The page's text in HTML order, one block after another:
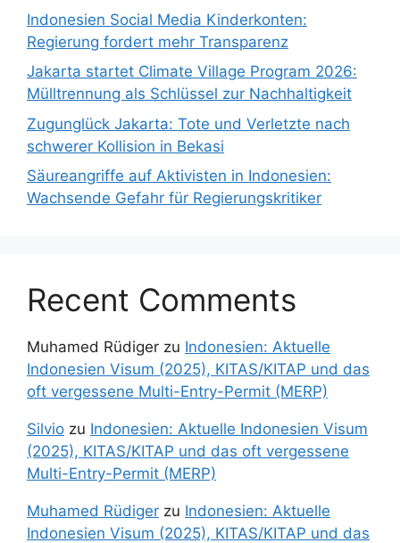
Indonesien Social Media Kinderkonten:
Regierung fordert mehr Transparenz
Jakarta startet Climate Village Program 2026:
Mülltrennung als Schlüssel zur Nachhaltigkeit
Zugunglück Jakarta: Tote und Verletzte nach
schwerer Kollision in Bekasi
Säureangriffe auf Aktivisten in Indonesien:
Wachsende Gefahr für Regierungskritiker
Recent Comments
Muhamed Rüdiger zu Indonesien: Aktuelle
Indonesien Visum (2025), KITAS/KITAP und das
oft vergessene Multi-Entry-Permit (MERP)
Silvio zu Indonesien: Aktuelle Indonesien Visum
(2025), KITAS/KITAP und das oft vergessene
Multi-Entry-Permit (MERP)
Muhamed Rüdiger zu Indonesien: Aktuelle
Indonesien Visum (2025), KITAS/KITAP und das